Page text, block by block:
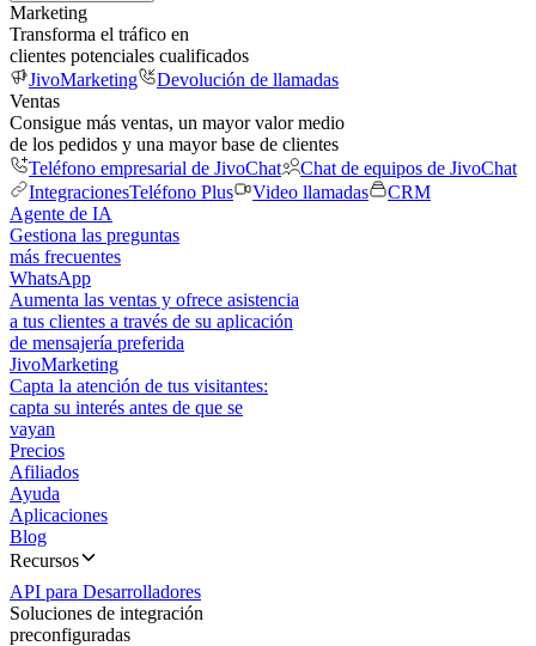
Marketing
Transforma el tráfico en
clientes potenciales cualificados
JivoMarketing
Devolución de llamadas
Ventas
Consigue más ventas, un mayor valor medio
de los pedidos y una mayor base de clientes
Teléfono empresarial de JivoChat
Chat de equipos de JivoChat
IntegracionesTeléfono Plus Video llamadas
CRM
Agente de IA
Gestiona las preguntas
más frecuentes
WhatsApp
Aumenta las ventas y ofrece asistencia
a tus clientes a través de su aplicación
de mensajería preferida
JivoMarketing
Capta la atención de tus visitantes:
capta su interés antes de que se
vayan
Precios
Afiliados
Ayuda
Aplicaciones
Blog
Recursos
API para Desarrolladores
Soluciones de integración
preconfiguradas